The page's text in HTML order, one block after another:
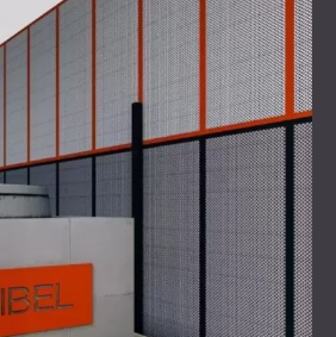
беше да се намалят
от шест мощни
във фабриката в Линбро
увеличил до степен да
от общността, което доведе
на околната среда и
беше намаление с 20%, за да
на шумв приемливи граници за
Освен това проектът трябваше да
за да се смекчат по-